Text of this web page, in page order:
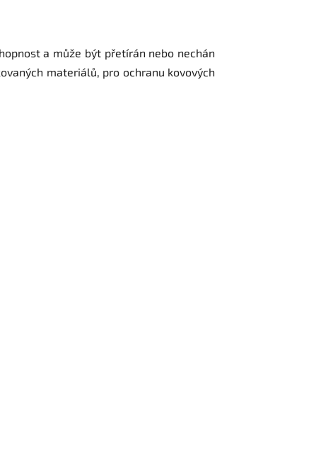
a může být přetírán nebo nechán
materiálů, pro ochranu kovových